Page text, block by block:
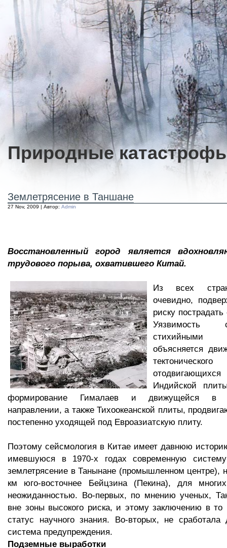
Природные
Землетрясение в Таншане
27 Nov, 2009 | Автор: Admin
Восстановленный город является
трудового порыва, охватившего Китай.
Из всех
очевидно,
риску
Уязвимость
объясняется
Индийской
формирование Гималаев и движущейся в
направлении, а также Тихоокеанской плиты,
постепенно уходящей под Евроазиатскую плиту.
Поэтому сейсмология в Китае имеет давнюю
имевшуюся в 1970-х годах современную систему
землетрясение в Танынане (промышленном центре),
км юго-восточнее Бейцзина (Пекина), для
неожиданностью. Во-первых, по мнению ученых,
вне зоны высокого риска, и этому заключению в то
статус научного знания. Во-вторых, не
система предупреждения.
Подземные выработки